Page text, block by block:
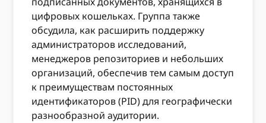
цифровых кошельках. Группа также
обсудила, как расширить поддержку
администраторов исследований,
менеджеров репозиториев и небольших
организаций, обеспечив тем самым доступ
к преимуществам постоянных
идентификаторов (PID) для географически
разнообразной аудитории.